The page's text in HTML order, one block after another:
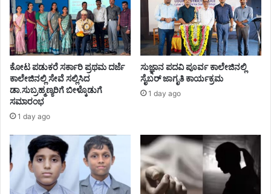
ಕೋಟ ಪಡುಕರೆ ಸರ್ಕಾರಿ ಪ್ರಥಮ ದರ್ಜೆ
ಕಾಲೇಜಿನಲ್ಲಿ ಸೇವೆ ಸಲ್ಲಿಸಿದ
ಡಾ.ಸುಬ್ರಹ್ಮಣ್ಯರಿಗೆ ಬೀಳ್ಕೊಡುಗೆ
ಸಮಾರಂಭ
1 day ago
ಸುಜ್ಞಾನ ಪದವಿ ಪೂರ್ವ ಕಾಲೇಜಿನಲ್ಲಿ
ಸೈಬರ್ ಜಾಗೃತಿ ಕಾರ್ಯಕ್ರಮ
1 day ago